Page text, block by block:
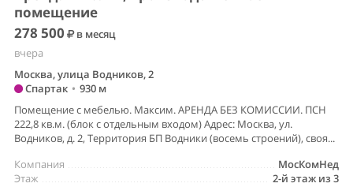
помещение
278 500
в месяц
вчера
Москва, улица Водников, 2
Спартак • 930 м
Помещение с мебелью. Максим. АРЕНДА БЕЗ КОМИССИИ. ПСН
222,8 кв.м. (блок с отдельным входом) Адрес: Москва, ул.
Водников, д. 2, Территория БП Водники (восемь строений), своя...
МосКомНед
Компания
2-й этаж из 3
Этаж